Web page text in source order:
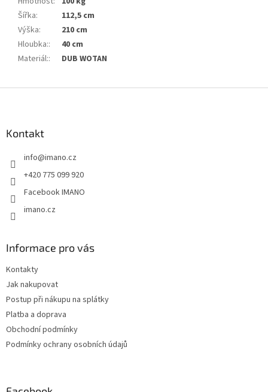
Šířka:
112,5 cm
Výška:
210 cm
Hloubka::
40 cm
Materiál:: DUB WOTAN
Kontakt
info@imano.cz
+420 775 099 920
Facebook IMANO
imano.cz
Informace pro vás
Kontakty
Jak nakupovat
Postup při nákupu na splátky
Platba a doprava
Obchodní podmínky
Podmínky ochrany osobních údajů